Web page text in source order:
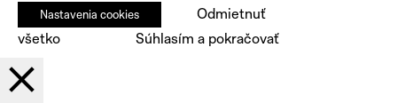
Nastavenia cookies
Odmietnuť
všetko
Súhlasím a pokračovať